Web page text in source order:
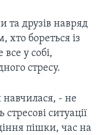
та друзів навряд
хто бореться із
у собі,
стресу.
навчилася, - не
ситуації
пішки, час на